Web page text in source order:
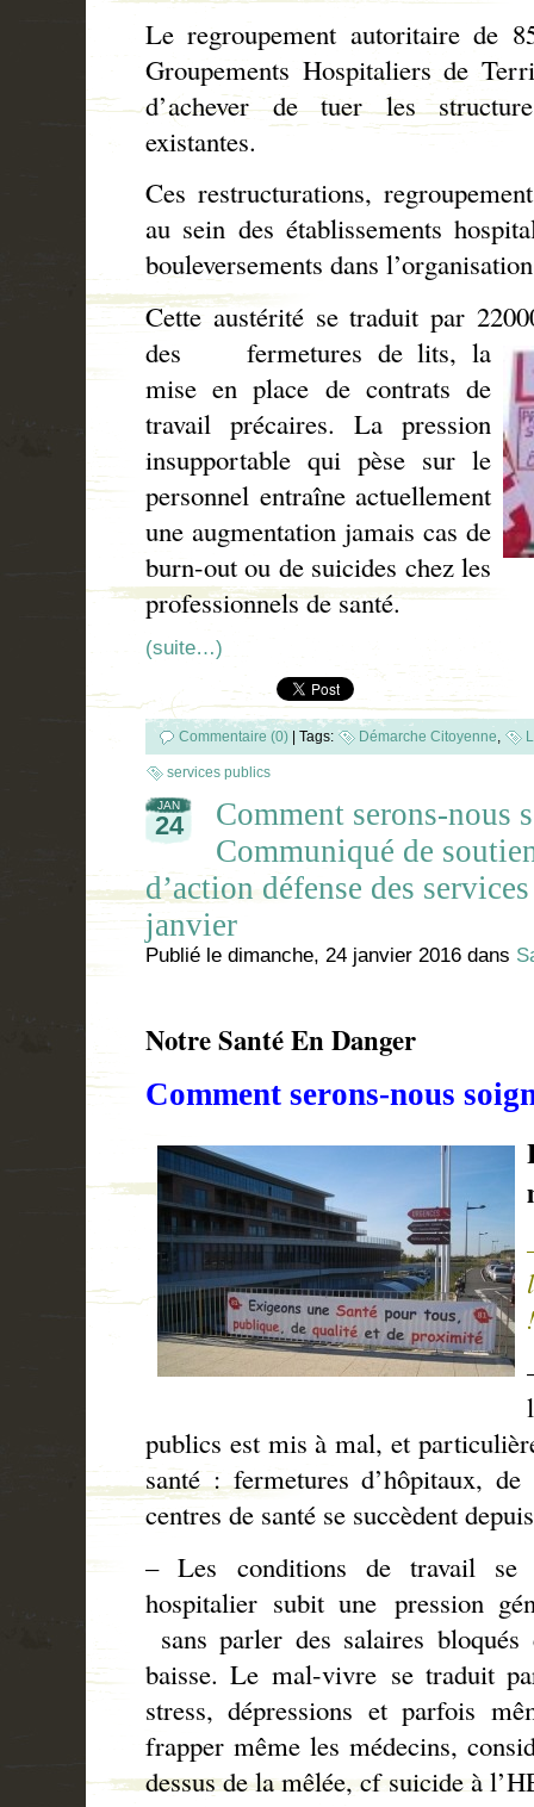
Le regroupement autoritaire de
Groupements Hospitaliers de
d’achever de tuer les
existantes.
Ces restructurations,
au sein des établissements
bouleversements dans
Cette austérité se traduit par
des
fermetures de lits, la
mise en place de contrats de
travail précaires. La pression
insupportable qui pèse sur le
personnel entraîne actuellement
une augmentation jamais cas de
burn-out ou de suicides chez les
professionnels de santé.
(suite…)
Commentaire (0) Tags: Démarche Citoyenne,
services publics
JAN
24
Comment serons-nous
Communiqué de
d’action défense des
janvier
Publié le dimanche, 24 janvier 2016 dans
Notre Santé En Danger
Comment serons-nous
publics est mis à mal, et
santé : fermetures d’hôpitaux,
centres de santé se succèdent
– Les conditions de travail se
hospitalier subit une pression
sans parler des salaires
baisse. Le mal-vivre se traduit
stress, dépressions et parfois
frapper même les médecins,
dessus de la mêlée, cf suicide à